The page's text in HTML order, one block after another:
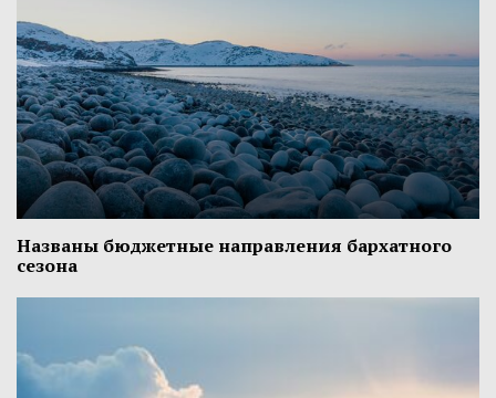
Названы бюджетные направления бархатного
сезона